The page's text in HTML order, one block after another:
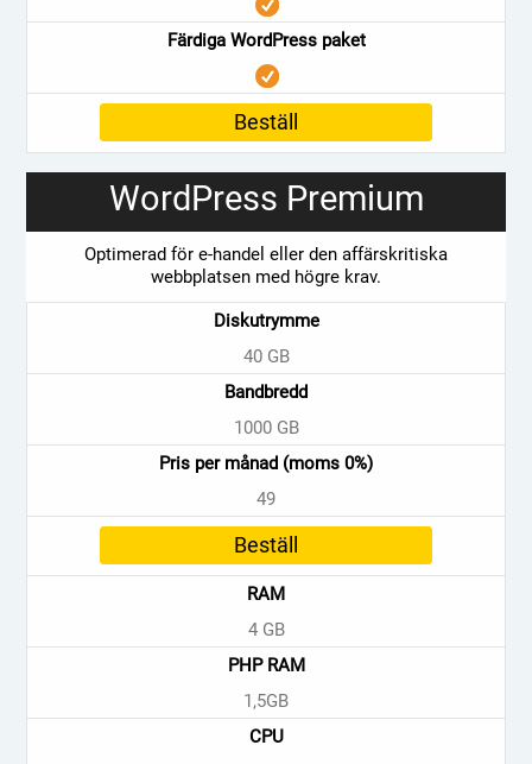
Färdiga WordPress paket
Beställ
WordPress Premium
Optimerad för e-handel eller den affärskritiska
webbplatsen med högre krav.
Diskutrymme
40 GB
Bandbredd
1000 GB
Pris per månad (moms 0%)
49
Beställ
RAM
4 GB
PHP RAM
1,5GB
CPU